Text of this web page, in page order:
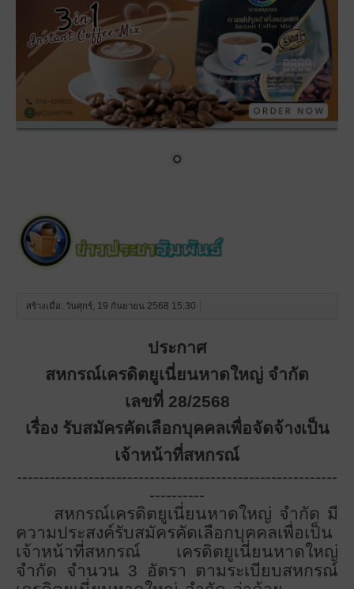
สร้างเมื่อ: วันศุกร์, 19 กันยายน 2568 15:30
ประกาศ
สหกรณ์เครดิตยูเนี่ยนหาดใหญ่ จำกัด
เลขที่ 28/2568
เรื่อง รับสมัครคัดเลือกบุคคลเพื่อจัดจ้างเป็น
เจ้าหน้าที่สหกรณ์
----------------------------------------------------------
----------
สหกรณ์เครดิตยูเนี่ยนหาดใหญ่ จำกัด มี
ความประสงค์รับสมัครคัดเลือกบุคคลเพื่อเป็น
เจ้าหน้าที่สหกรณ์ เครดิตยูเนี่ยนหาดใหญ่
จำกัด จำนวน 3 อัตรา ตามระเบียบสหกรณ์